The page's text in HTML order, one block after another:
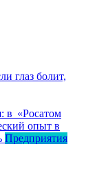
глаз болит,
в «Росатом
опыт в
Предприятия